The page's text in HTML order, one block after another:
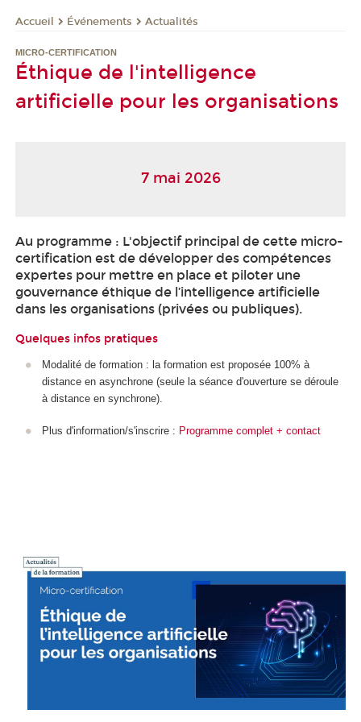
Accueil Événements Actualités
MICRO-CERTIFICATION
Éthique de l'intelligence
artificielle pour les organisations
7 mai 2026
Au programme : L'objectif principal de cette micro-
certification est de développer des compétences
expertes pour mettre en place et piloter une
gouvernance éthique de l’intelligence artificielle
dans les organisations (privées ou publiques).
Quelques infos pratiques
Modalité de formation : la formation est proposée 100% à
distance en asynchrone (seule la séance d'ouverture se déroule
à distance en synchrone).
Plus d'information/s'inscrire : Programme complet + contact